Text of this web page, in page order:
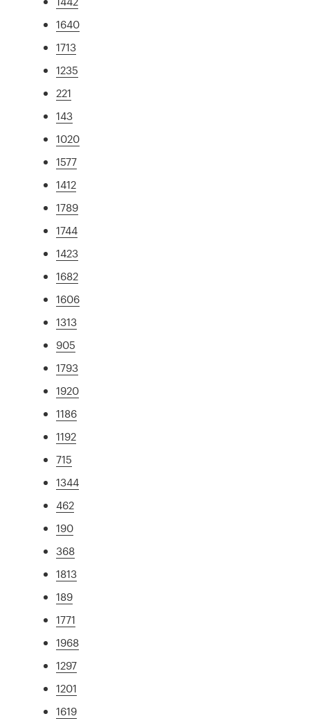
1640
1713
1235
221
143
1020
1577
1412
1789
1744
1423
1682
1606
1313
905
1793
1920
1186
1192
715
1344
462
190
368
1813
189
1771
1968
1297
1201
1619